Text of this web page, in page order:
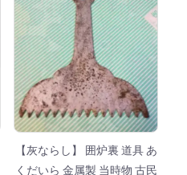
【灰ならし】 囲炉裏 道具 あ
くだいら 金属製 当時物 古民